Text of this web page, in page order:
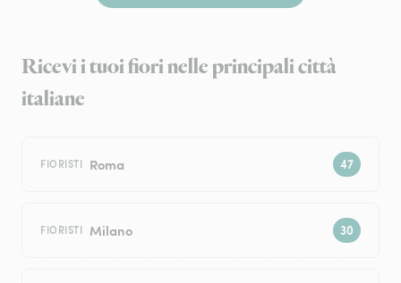
Ricevi i tuoi fiori nelle principali città
italiane
FIORISTI Roma
FIORISTI Milano